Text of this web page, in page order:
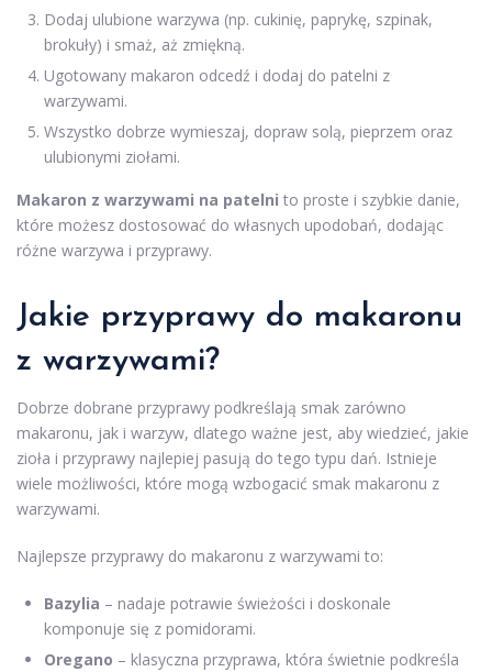
Dodaj ulubione warzywa (np. cukinię, paprykę, szpinak,
brokuły) i smaż, aż zmiękną.
Ugotowany makaron odcedź i dodaj do patelni z
warzywami.
Wszystko dobrze wymieszaj, dopraw solą, pieprzem oraz
ulubionymi ziołami.
Makaron z warzywami na patelni to proste i szybkie danie,
które możesz dostosować do własnych upodobań, dodając
różne warzywa i przyprawy.
Jakie przyprawy do makaronu
z warzywami?
Dobrze dobrane przyprawy podkreślają smak zarówno
makaronu, jak i warzyw, dlatego ważne jest, aby wiedzieć, jakie
zioła i przyprawy najlepiej pasują do tego typu dań. Istnieje
wiele możliwości, które mogą wzbogacić smak makaronu z
warzywami.
Najlepsze przyprawy do makaronu z warzywami to:
Bazylia – nadaje potrawie świeżości i doskonale
komponuje się z pomidorami.
Oregano – klasyczna przyprawa, która świetnie podkreśla